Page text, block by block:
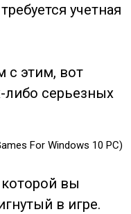
учетная
с этим, вот
либо серьезных
For Windows 10 PC)
вы
в игре.